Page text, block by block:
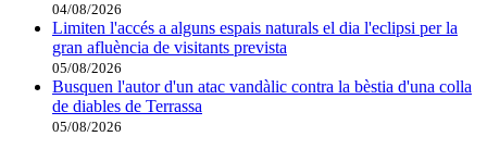
04/08/2026
Limiten l'accés a alguns espais naturals el dia l'eclipsi per la
gran afluència de visitants prevista
05/08/2026
Busquen l'autor d'un atac vandàlic contra la bèstia d'una colla
de diables de Terrassa
05/08/2026